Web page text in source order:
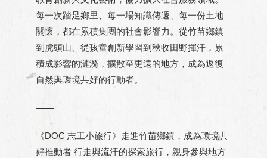
每一次踏足鄉里、每一場知識傳遞、每一份土地
關懷，都在累積集團的社會影響力。從竹苗鄉鎮
到虎頭山、從孩童創新學習到秋收田野揮汗，累
積成影響的漣漪，擴散至更遠的地方，成為返復
自然與環境共好的行動者。
——
《DOC 志工小旅行》走進竹苗鄉鎮，成為環境共
好推動者 行走與流汗的探索旅行，親身參與地方